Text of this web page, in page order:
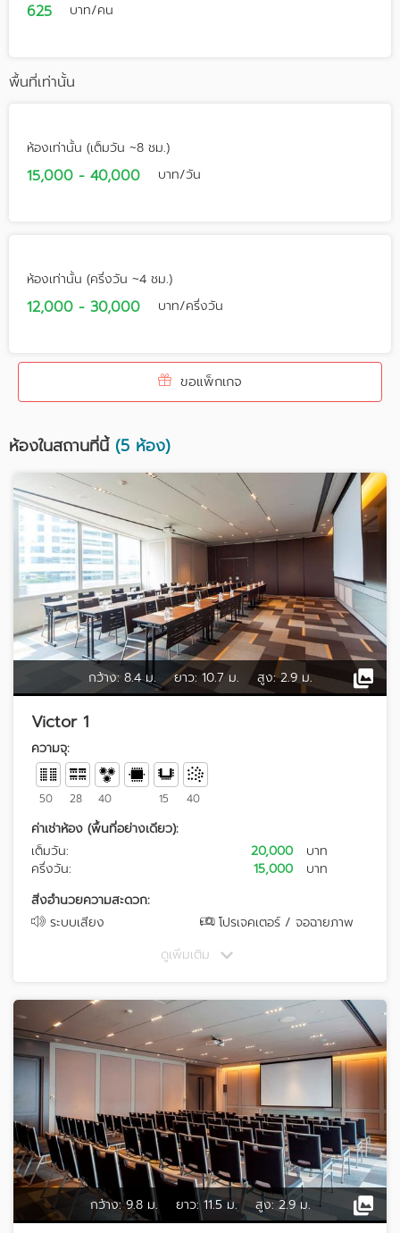
625 บาท/คน
พื้นที่เท่านั้น
ห้องเท่านั้น (เต็มวัน ~8 ชม.)
15,000 - 40,000 บาท/วัน
ห้องเท่านั้น (ครึ่งวัน ~4 ชม.)
12,000 - 30,000 บาท/ครึ่งวัน
ขอแพ็กเกจ
ห้องในสถานที่นี้(5 ห้อง)
กว้าง: 8.4 ม. ยาว: 10.7 ม. สูง: 2.9 ม.
Victor 1
ความจุ:
50 28 40 15 40
ค่าเช่าห้อง (พื้นที่อย่างเดียว):
เต็มวัน:
20,000
บาท
ครึ่งวัน:
15,000
บาท
สิ่งอำนวยความสะดวก:
ระบบเสียง
โปรเจคเตอร์ / จอฉายภาพ
ดูเพิ่มเติม
กว้าง: 9.8 ม. ยาว: 11.5 ม. สูง: 2.9 ม.